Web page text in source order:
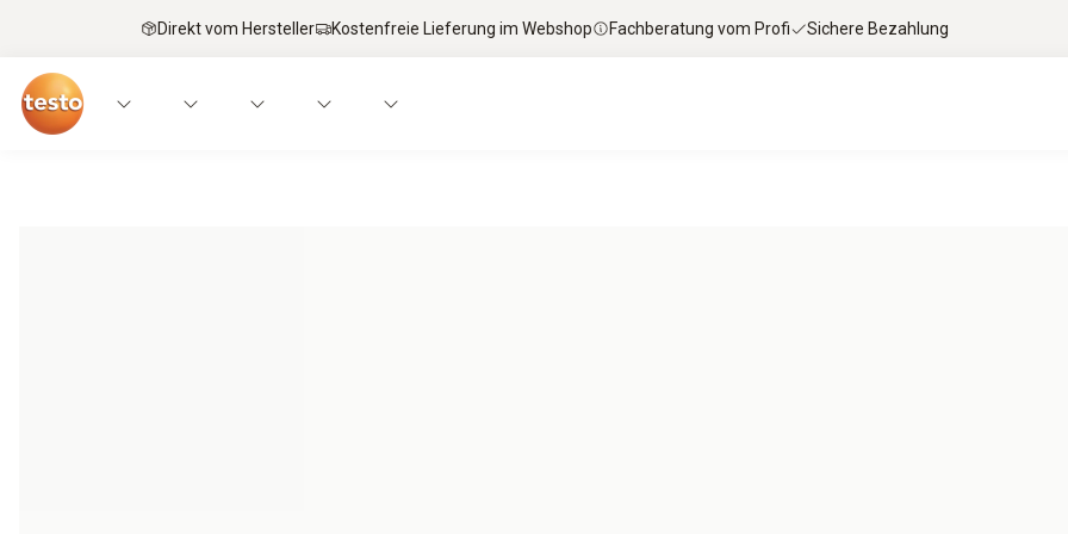
Direkt vom Hersteller Kostenfreie Lieferung im Webshop Fachberatung vom Profi Sichere Bezahlung